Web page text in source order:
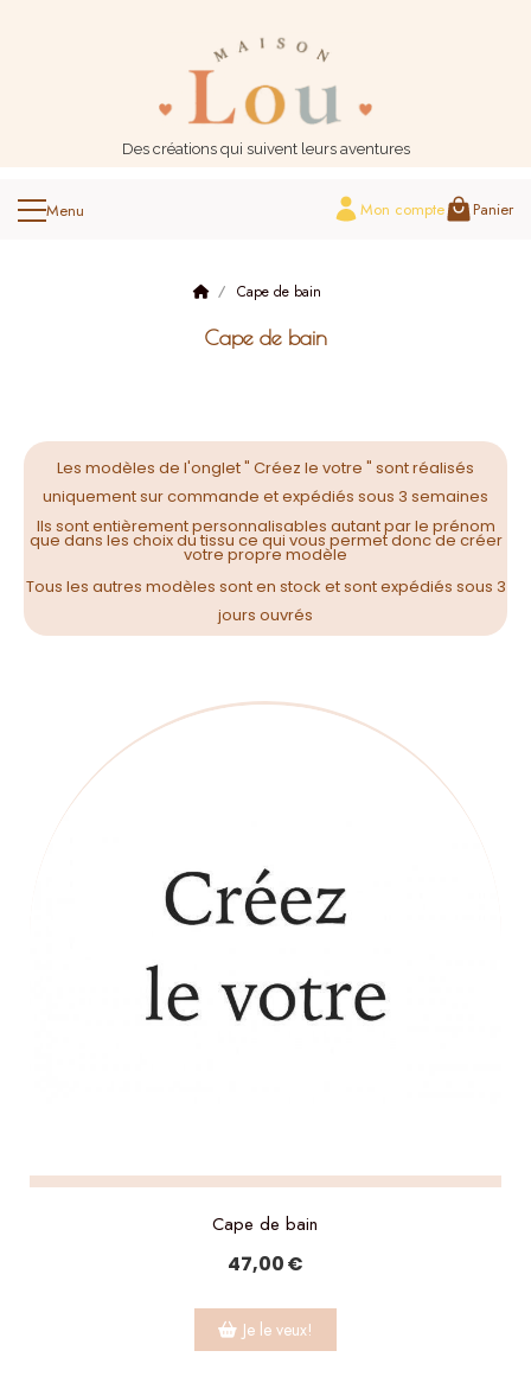
Des créations qui suivent leurs aventures
Mon compte Panier
Cape de bain
Cape de bain
Les modèles de l'onglet " Créez le votre " sont réalisés
uniquement sur commande et expédiés sous 3 semaines
Ils sont entièrement personnalisables autant par le prénom
que dans les choix du tissu ce qui vous permet donc de créer
votre propre modèle
Tous les autres modèles sont en stock et sont expédiés sous 3
jours ouvrés
Cape de bain
47,00€
Je le veux!